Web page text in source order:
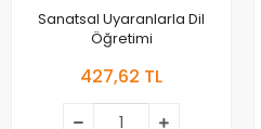
Sanatsal Uyaranlarla Dil
Öğretimi
427,62 TL